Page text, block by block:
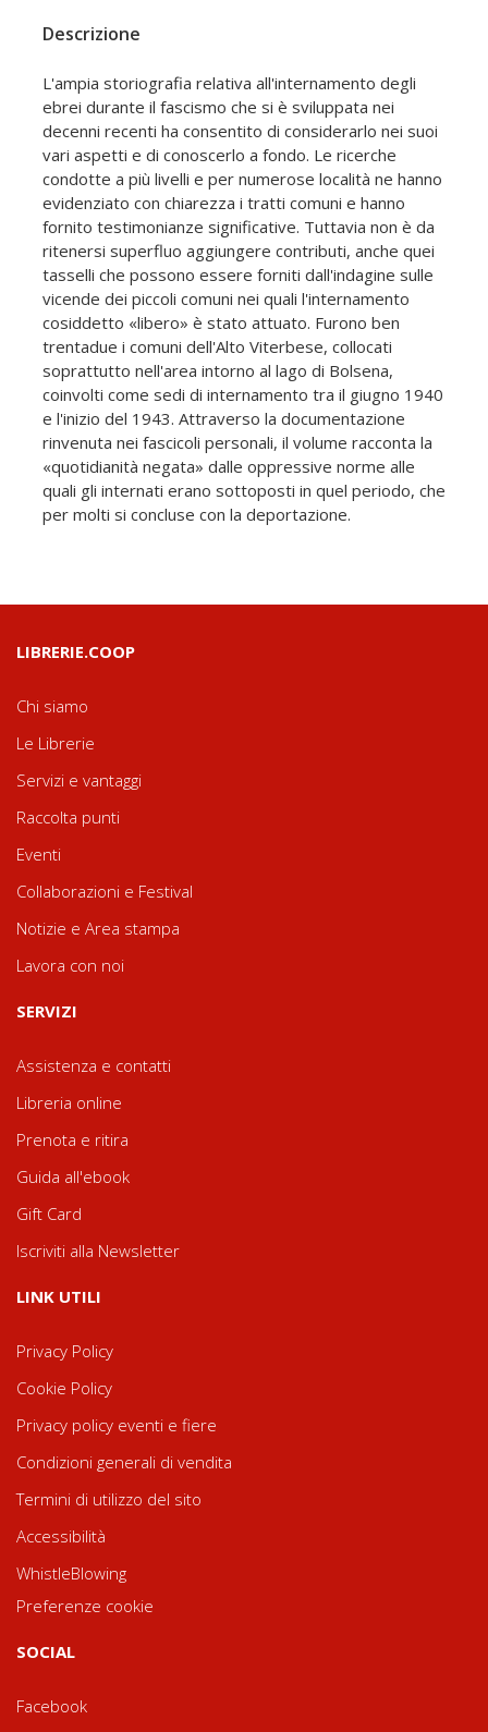
Descrizione
L'ampia storiografia relativa all'internamento degli
ebrei durante il fascismo che si è sviluppata nei
decenni recenti ha consentito di considerarlo nei suoi
vari aspetti e di conoscerlo a fondo. Le ricerche
condotte a più livelli e per numerose località ne hanno
evidenziato con chiarezza i tratti comuni e hanno
fornito testimonianze significative. Tuttavia non è da
ritenersi superfluo aggiungere contributi, anche quei
tasselli che possono essere forniti dall'indagine sulle
vicende dei piccoli comuni nei quali l'internamento
cosiddetto «libero» è stato attuato. Furono ben
trentadue i comuni dell'Alto Viterbese, collocati
soprattutto nell'area intorno al lago di Bolsena,
coinvolti come sedi di internamento tra il giugno 1940
e l'inizio del 1943. Attraverso la documentazione
rinvenuta nei fascicoli personali, il volume racconta la
«quotidianità negata» dalle oppressive norme alle
quali gli internati erano sottoposti in quel periodo, che
per molti si concluse con la deportazione.
LIBRERIE.COOP
Chi siamo
Le Librerie
Servizi e vantaggi
Raccolta punti
Eventi
Collaborazioni e Festival
Notizie e Area stampa
Lavora con noi
SERVIZI
Assistenza e contatti
Libreria online
Prenota e ritira
Guida all'ebook
Gift Card
Iscriviti alla Newsletter
LINK UTILI
Privacy Policy
Cookie Policy
Privacy policy eventi e fiere
Condizioni generali di vendita
Termini di utilizzo del sito
Accessibilità
WhistleBlowing
Preferenze cookie
SOCIAL
Facebook